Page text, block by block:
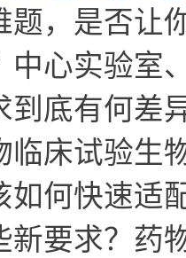
题，是否让
中心实验室
到底有何差
临床试验生
如何快速适
新要求？药